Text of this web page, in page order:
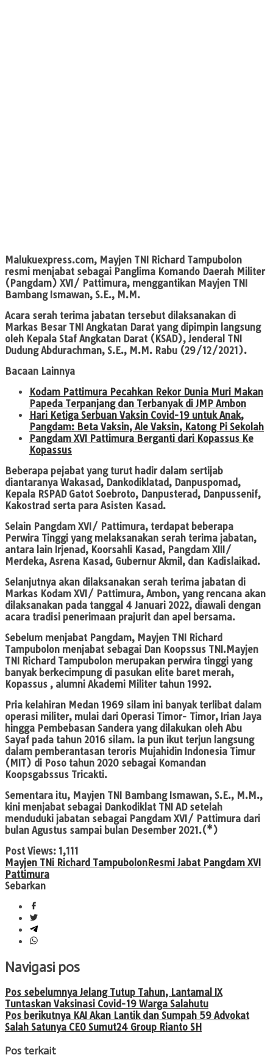
Malukuexpress.com, Mayjen TNI Richard Tampubolon
resmi menjabat sebagai Panglima Komando Daerah Militer
(Pangdam) XVI/ Pattimura, menggantikan Mayjen TNI
Bambang Ismawan, S.E., M.M.
Acara serah terima jabatan tersebut dilaksanakan di
Markas Besar TNI Angkatan Darat yang dipimpin langsung
oleh Kepala Staf Angkatan Darat (KSAD), Jenderal TNI
Dudung Abdurachman, S.E., M.M. Rabu (29/12/2021).
Bacaan Lainnya
Kodam Pattimura Pecahkan Rekor Dunia Muri Makan
Papeda Terpanjang dan Terbanyak di JMP Ambon
Hari Ketiga Serbuan Vaksin Covid-19 untuk Anak,
Pangdam: Beta Vaksin, Ale Vaksin, Katong Pi Sekolah
Pangdam XVI Pattimura Berganti dari Kopassus Ke
Kopassus
Beberapa pejabat yang turut hadir dalam sertijab
diantaranya Wakasad, Dankodiklatad, Danpuspomad,
Kepala RSPAD Gatot Soebroto, Danpusterad, Danpussenif,
Kakostrad serta para Asisten Kasad.
Selain Pangdam XVI/ Pattimura, terdapat beberapa
Perwira Tinggi yang melaksanakan serah terima jabatan,
antara lain Irjenad, Koorsahli Kasad, Pangdam XIII/
Merdeka, Asrena Kasad, Gubernur Akmil, dan Kadislaikad.
Selanjutnya akan dilaksanakan serah terima jabatan di
Markas Kodam XVI/ Pattimura, Ambon, yang rencana akan
dilaksanakan pada tanggal 4 Januari 2022, diawali dengan
acara tradisi penerimaan prajurit dan apel bersama.
Sebelum menjabat Pangdam, Mayjen TNI Richard
Tampubolon menjabat sebagai Dan Koopssus TNI.Mayjen
TNI Richard Tampubolon merupakan perwira tinggi yang
banyak berkecimpung di pasukan elite baret merah,
Kopassus , alumni Akademi Militer tahun 1992.
Pria kelahiran Medan 1969 silam ini banyak terlibat dalam
operasi militer, mulai dari Operasi Timor- Timor, Irian Jaya
hingga Pembebasan Sandera yang dilakukan oleh Abu
Sayaf pada tahun 2016 silam. Ia pun ikut terjun langsung
dalam pemberantasan teroris Mujahidin Indonesia Timur
(MIT) di Poso tahun 2020 sebagai Komandan
Koopsgabssus Tricakti.
Sementara itu, Mayjen TNI Bambang Ismawan, S.E., M.M.,
kini menjabat sebagai Dankodiklat TNI AD setelah
menduduki jabatan sebagai Pangdam XVI/ Pattimura dari
bulan Agustus sampai bulan Desember 2021.(*)
Post Views: 1,111
Mayjen TNi Richard TampubolonResmi Jabat Pangdam XVI
Pattimura
Sebarkan
Navigasi pos
Pos sebelumnya Jelang Tutup Tahun, Lantamal IX
Tuntaskan Vaksinasi Covid-19 Warga Salahutu
Pos berikutnya KAI Akan Lantik dan Sumpah 59 Advokat
Salah Satunya CEO Sumut24 Group Rianto SH
Pos terkait